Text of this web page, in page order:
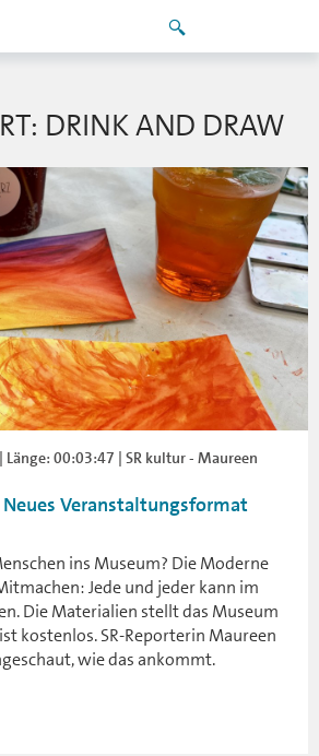
DRINK AND DRAW
00:03:47 | SR kultur - Maureen
Veranstaltungsformat
ins Museum? Die Moderne
Jede und jeder kann im
Die Materialien stellt das Museum
kostenlos. SR-Reporterin Maureen
wie das ankommt.